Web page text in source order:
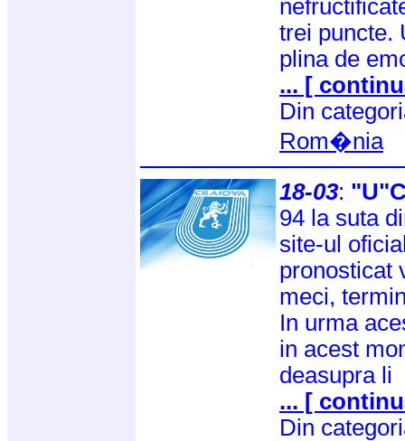
trei puncte.
plina de
... [
Din
Rom�nia
18-03:
94 la suta
site-ul
pronosticat
meci,
In urma
in acest
deasupra li
... [
Din